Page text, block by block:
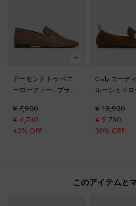
アーモンドトゥ ペニ
ーローファー - ブラウ
¥ 7,900
¥ 4,740
40% OFF
Cody コーデ
ルーシュドロ
¥ 13,900
¥ 9,730
30% OFF
このアイテムと